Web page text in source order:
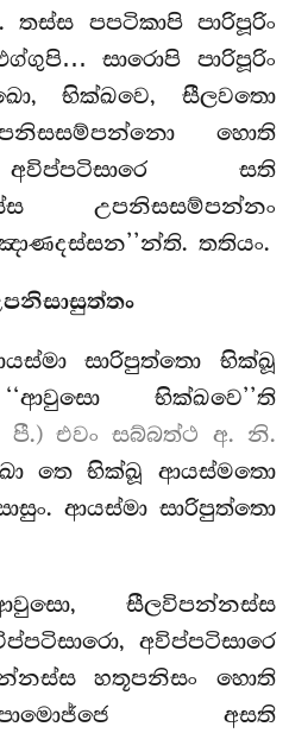
තස්ස පපටිකාපි පාරිපූරිං
සාරොපි පාරිපූරිං
භික්ඛවෙ, සීලවතො
හොති
සති
උපනිසසම්පන්නං
තතියං.
සාරිපුත්තො භික්ඛූ
භික්ඛවෙ’’ති
පී.) එවං සබ්බත්ථ අ. නි.
ඛො තෙ භික්ඛූ ආයස්මතො
ආයස්මා සාරිපුත්තො
සීලවිපන්නස්ස
අවිප්පටිසාරෙ
හතූපනිසං හොති
අසති